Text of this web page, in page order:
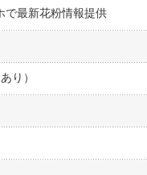
最新花粉情報提供
り）